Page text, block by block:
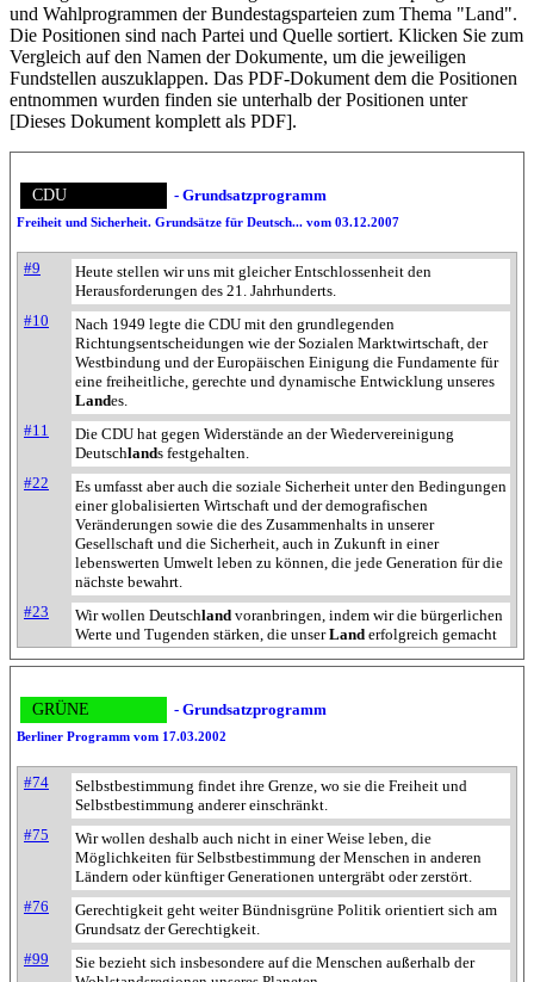
und Wahl­program­men der Bundes­tags­parteien zum Thema "Land".
Die Posi­tionen sind nach Partei und Quelle sortiert. Klicken Sie zum
Vergleich auf den Namen der Dokumente, um die jeweiligen
Fundstellen aus­zu­klappen. Das PDF-Dokument dem die Posi­tionen
entnommen wurden finden sie unterhalb der Positionen unter
[Dieses Dokument komplett als PDF].
CDU - Grundsatzprogramm
Freiheit und Sicherheit. Grundsätze für Deutsch... vom 03.12.2007
319 FundstellenDas Thema wurde
319 Mal in diesem Dokument
gefunden.|
22680 pro Mill. Häufigkeit des
Themas pro eine Millionen Wörter
in diesem Dokument: 22680 Mal
#9
Heute stellen wir uns mit gleicher Entschlossenheit den
Herausforderungen des 21. Jahrhunderts.
#10
Nach 1949 legte die CDU mit den grundlegenden
Richtungsentscheidungen wie der Sozialen Marktwirtschaft, der
Westbindung und der Europäischen Einigung die Fundamente für
eine freiheitliche, gerechte und dynamische Entwicklung unseres
Landes.
#11
Die CDU hat gegen Widerstände an der Wiedervereinigung
Deutschlands festgehalten.
#22
Es umfasst aber auch die soziale Sicherheit unter den Bedingungen
einer globalisierten Wirtschaft und der demografischen
Veränderungen sowie die des Zusammenhalts in unserer
Gesellschaft und die Sicherheit, auch in Zukunft in einer
lebenswerten Umwelt leben zu können, die jede Generation für die
nächste bewahrt.
#23
Wir wollen Deutschland voranbringen, indem wir die bürgerlichen
Werte und Tugenden stärken, die unserLand erfolgreich gemacht
haben.
die Bürger frei und sicher leben.
#28
Unsere ethischen Überzeugungen und unsere reiche Erfahrung
Bundesrepublik Deutschlandim Geiste der Freiheit, der
Gerechtigkeit, der Sicherheit und als Chance für alle Menschen zu
gestalten.
#29
Auf dieser Grundlage handeln wir gemeinsam mit den Bürgerinnen
und Bürgern in unseremLandfür eine gute Zukunft.
#30
WIR CHRISTLICHE DEMOKRATEN 1.
Die Christlich Demokratische Union Deutsch
Volkspartei der Mitte.
GRÜNE - Grundsatzprogramm
Berliner Programm vom 17.03.2002
271 FundstellenDas Thema wurde
271 Mal in diesem Dokument
gefunden.|
19268 pro Mill. Häufigkeit des
Themas pro eine Millionen Wörter
in diesem Dokument: 19268 Mal
#74
Selbstbestimmung findet ihre Grenze, wo sie die Freiheit und
Selbstbestimmung anderer einschränkt.
#75
Wir wollen deshalb auch nicht in einer Weise leben, die
Möglichkeiten für Selbstbestimmung der Menschen in anderen
Ländern oder künftiger Generationen untergräbt oder zerstört.
#76
Gerechtigkeit geht weiter Bündnisgrüne Politik orientiert sich am
Grundsatz der Gerechtigkeit.
#99
Sie bezieht sich insbesondere auf die Menschen außerhalb der